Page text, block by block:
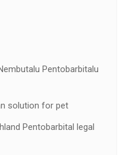
Pentobarbitalu
solution for pet
Pentobarbital legal